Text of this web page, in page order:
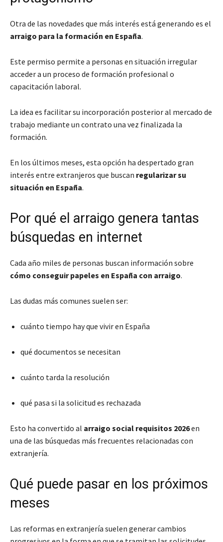
Otra de las novedades que más interés está generando es el
arraigo para la formación en España.
Este permiso permite a personas en situación irregular
acceder a un proceso de formación profesional o
capacitación laboral.
La idea es facilitar su incorporación posterior al mercado de
trabajo mediante un contrato una vez finalizada la
formación.
En los últimos meses, esta opción ha despertado gran
interés entre extranjeros que buscan regularizar su
situación en España.
Por qué el arraigo genera tantas
búsquedas en internet
Cada año miles de personas buscan información sobre
cómo conseguir papeles en España con arraigo.
Las dudas más comunes suelen ser:
cuánto tiempo hay que vivir en España
qué documentos se necesitan
cuánto tarda la resolución
qué pasa si la solicitud es rechazada
Esto ha convertido al arraigo social requisitos 2026en
una de las búsquedas más frecuentes relacionadas con
extranjería.
Qué puede pasar en los próximos
meses
Las reformas en extranjería suelen generar cambios